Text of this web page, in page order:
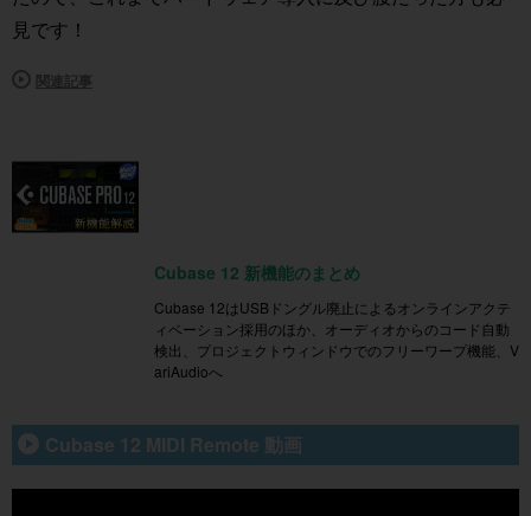
見です！
関連記事
Cubase 12 新機能のまとめ
Cubase 12はUSBドングル廃止によるオンラインアクテ
ィベーション採用のほか、オーディオからのコード自動
検出、プロジェクトウィンドウでのフリーワープ機能、V
ariAudioへ
Cubase 12 MIDI Remote 動画